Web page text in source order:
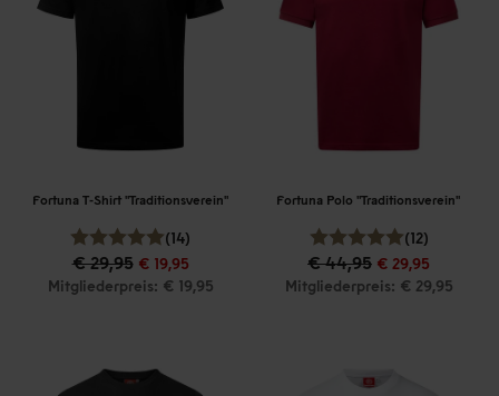
Fortuna T-Shirt "Traditionsverein"
(14)
€ 29,95 € 19,95
Mitgliederpreis: € 19,95
Fortuna Polo "Traditionsverein"
(12)
€ 44,95 € 29,95
Mitgliederpreis: € 29,95